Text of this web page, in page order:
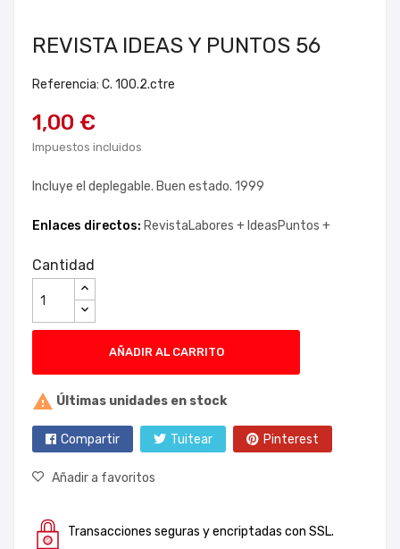
REVISTA IDEAS Y PUNTOS 56
Referencia: C. 100.2.ctre
1,00 €
Impuestos incluidos
Incluye el deplegable. Buen estado. 1999
Enlaces directos: RevistaLabores + IdeasPuntos +
Cantidad
AÑADIR AL CARRITO
 Últimas unidades en stock
Compartir Tuitear Pinterest
Añadir a favoritos
Transacciones seguras y encriptadas con SSL.